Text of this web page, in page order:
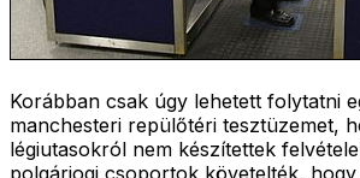
Korábban csak úgy lehetett folytatni
manchesteri repülőtéri tesztüzemet,
légiutasokról nem készítettek
polgárjogi csoportok követelték,